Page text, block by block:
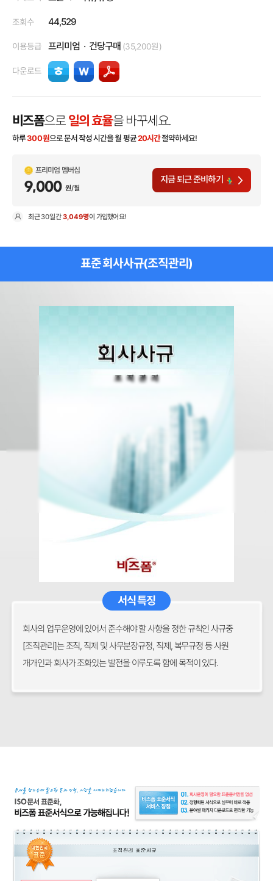
조회수 44,529
이용등급 프리미엄 건당구매 (35,200원)
다운로드
비즈폼으로 일의 효율을 바꾸세요.
하루300원으로 문서 작성 시간을 월 평균20시간절약하세요!
프리미엄 멤버십
9,000 원/월
지금 퇴근 준비하기
최근30일간3,049명이 가입했어요!
표준 회사사규(조직관리)
서식 특징
회사의 업무운영에 있어서 준수해야 할 사항을 정한 규칙인 사규중
[조직관리]는 조직, 직제 및 사무분장규정, 직제, 복무규정 등 사원
개개인과 회사가 조화있는 발전을 이루도록 함에 목적이 있다.